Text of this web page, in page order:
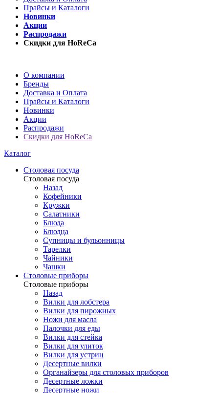
Прайсы и Каталоги
Новинки
Акции
Распродажи
Скидки для HoReCa
О компании
Бренды
Доставка и Оплата
Прайсы и Каталоги
Новинки
Акции
Распродажи
Скидки для HoReCa
Каталог
Столовая посуда
Столовая посуда
Назад
Кофейники
Кружки
Салатники
Блюда
Блюдца
Супницы и бульонницы
Тарелки
Чайники
Чашки
Cтоловые приборы
Cтоловые приборы
Назад
Вилки для лобстера
Вилки для пирожных
Ножи для масла
Палочки для еды
Вилки для стейка
Вилки для улиток
Вилки для устриц
Десертные вилки
Органайзеры для столовых приборов
Десертные ложки
Десертные ножи